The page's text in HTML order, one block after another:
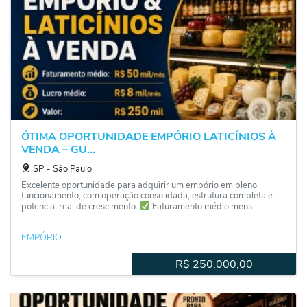
ÓTIMA OPORTUNIDADE EMPÓRIO LATICÍNIOS À
VENDA – GU...
SP ‐ São Paulo
Excelente oportunidade para adquirir um empório em pleno
funcionamento, com operação consolidada, estrutura completa e
potencial real de crescimento.
Faturamento médio mens...
EMPÓRIO
R$ 250.000,00